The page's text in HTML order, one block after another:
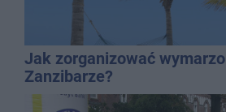
Jak zorganizować
Zanzibarze?